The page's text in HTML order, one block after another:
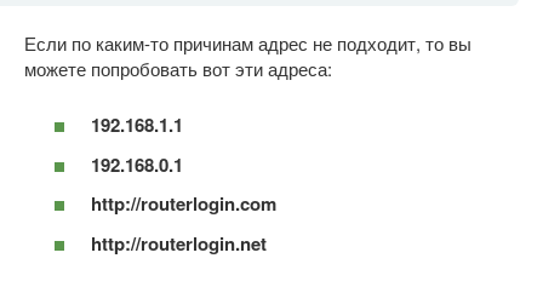
Если по каким-то причинам адрес не подходит, то вы
можете попробовать вот эти адреса:
192.168.1.1
192.168.0.1
http://routerlogin.com
http://routerlogin.net